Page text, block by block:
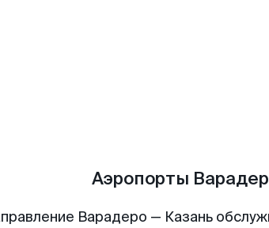
Аэропорты
Варадеро — Казань